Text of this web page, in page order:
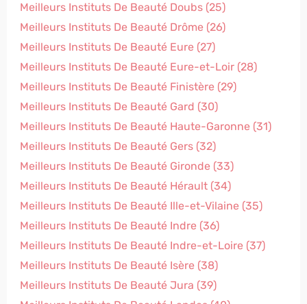
Meilleurs Instituts De Beauté Doubs (25)
Meilleurs Instituts De Beauté Drôme (26)
Meilleurs Instituts De Beauté Eure (27)
Meilleurs Instituts De Beauté Eure-et-Loir (28)
Meilleurs Instituts De Beauté Finistère (29)
Meilleurs Instituts De Beauté Gard (30)
Meilleurs Instituts De Beauté Haute-Garonne (31)
Meilleurs Instituts De Beauté Gers (32)
Meilleurs Instituts De Beauté Gironde (33)
Meilleurs Instituts De Beauté Hérault (34)
Meilleurs Instituts De Beauté Ille-et-Vilaine (35)
Meilleurs Instituts De Beauté Indre (36)
Meilleurs Instituts De Beauté Indre-et-Loire (37)
Meilleurs Instituts De Beauté Isère (38)
Meilleurs Instituts De Beauté Jura (39)